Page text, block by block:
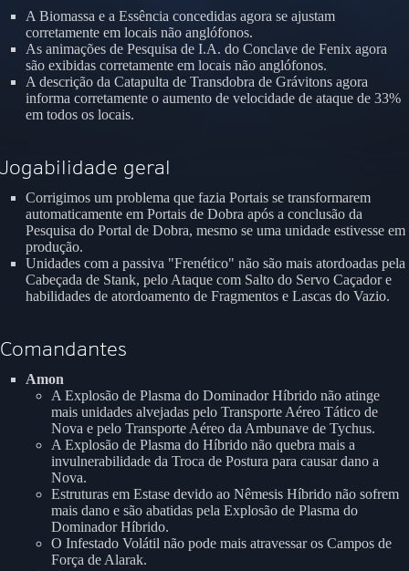
A Biomassa e a Essência concedidas agora se ajustam
corretamente em locais não anglófonos.
As animações de Pesquisa de I.A. do Conclave de Fenix agora
são exibidas corretamente em locais não anglófonos.
A descrição da Catapulta de Transdobra de Grávitons agora
informa corretamente o aumento de velocidade de ataque de 33%
em todos os locais.
Jogabilidade geral
Corrigimos um problema que fazia Portais se transformarem
automaticamente em Portais de Dobra após a conclusão da
Pesquisa do Portal de Dobra, mesmo se uma unidade estivesse em
produção.
Unidades com a passiva "Frenético" não são mais atordoadas pela
Cabeçada de Stank, pelo Ataque com Salto do Servo Caçador e
habilidades de atordoamento de Fragmentos e Lascas do Vazio.
Comandantes
Amon
A Explosão de Plasma do Dominador Híbrido não atinge
mais unidades alvejadas pelo Transporte Aéreo Tático de
Nova e pelo Transporte Aéreo da Ambunave de Tychus.
A Explosão de Plasma do Híbrido não quebra mais a
invulnerabilidade da Troca de Postura para causar dano a
Nova.
Estruturas em Estase devido ao Nêmesis Híbrido não sofrem
mais dano e são abatidas pela Explosão de Plasma do
Dominador Híbrido.
O Infestado Volátil não pode mais atravessar os Campos de
Força de Alarak.